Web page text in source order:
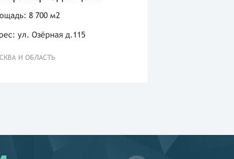
8 700 м2
ул. Озёрная д.115
И ОБЛАСТЬ